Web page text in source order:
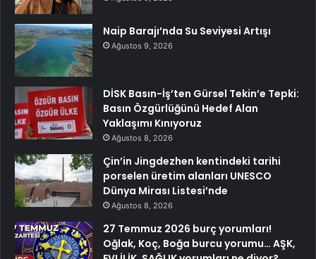
Naip Barajı’nda Su Seviyesi Artışı
Ağustos 9, 2026
DİSK Basın-İş’ten Gürsel Tekin’e Tepki:
Basın Özgürlüğünü Hedef Alan
Yaklaşımı Kınıyoruz
Ağustos 8, 2026
Çin’in Jingdezhen kentindeki tarihi
porselen üretim alanları UNESCO
Dünya Mirası Listesi’nde
Ağustos 8, 2026
27 Temmuz 2026 burç yorumları!
Oğlak, Koç, Boğa burcu yorumu… AŞK,